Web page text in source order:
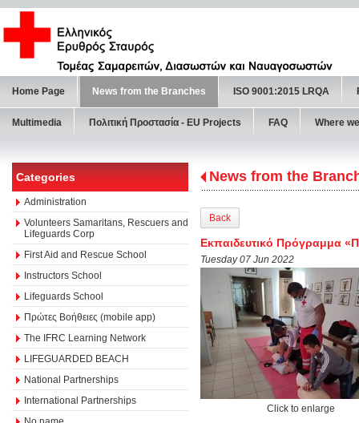
Home Page News from the Branches ISO 9001:2015 LRQA
Multimedia Πολιτική Προστασία - ΕU Projects FAQ Where
Categories
Administration
Volunteers Samaritans, Rescuers and
Lifeguards Corp
First Aid and Rescue School
Instructors School
Lifeguards School
Πρώτες Βοήθειες (mobile app)
The IFRC Learning Network
LIFEGUARDED BEACH
National Partnerships
International Partnerships
News from the
Back
Εκπαιδευτικό Πρόγραμμα
Tuesday 07 Jun 2022
Click to enlarge